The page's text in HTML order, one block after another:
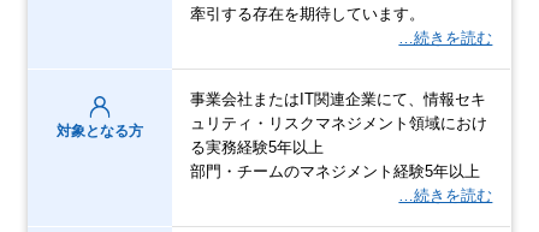
牽引する存在を期待しています。
…続きを読む
対象となる方
事業会社またはIT関連企業にて、情報セキ
ュリティ・リスクマネジメント領域におけ
る実務経験5年以上
部門・チームのマネジメント経験5年以上
…続きを読む